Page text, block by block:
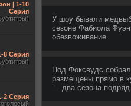
У шоу бывали
сезоне Фабиола
обезвоживание.
Под Фоксвудс
размещены прямо в
— два сезона
| 1-10
Серия
8 Серия
2 Серия